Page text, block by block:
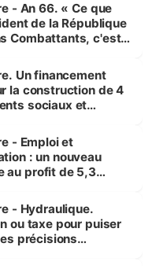
- An 66. « Ce que
de la République
Combattants, c'est
Un financement
la construction de 4
sociaux et
- Emploi et
: un nouveau
au profit de 5,3
- Hydraulique.
ou taxe pour puiser
précisions